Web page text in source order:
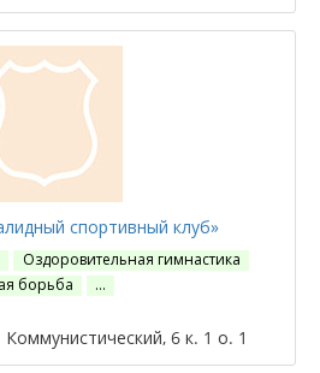
спортивный клуб»
Оздоровительная гимнастика
борьба …
6 к. 1 о. 1